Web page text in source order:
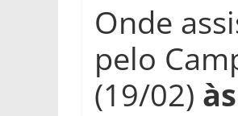
Onde
pelo
(19/02)